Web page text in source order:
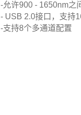
-允许900 - 1650nm之
- USB 2.0接口，支持
-支持8个多通道配置